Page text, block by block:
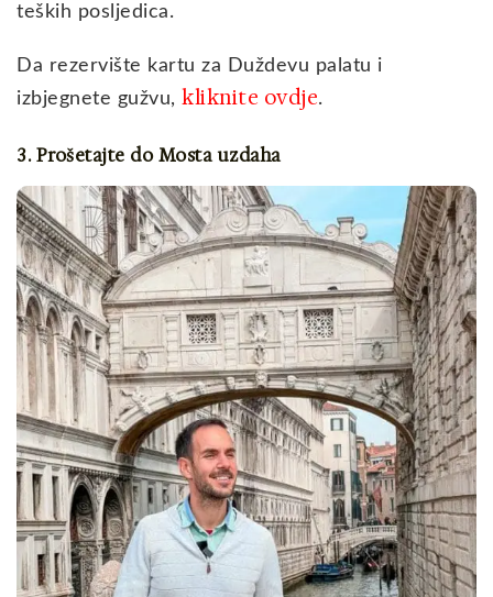
teških posljedica.
Da rezervište kartu za Duždevu palatu i
izbjegnete gužvu, kliknite ovdje.
3. Prošetajte do Mosta uzdaha